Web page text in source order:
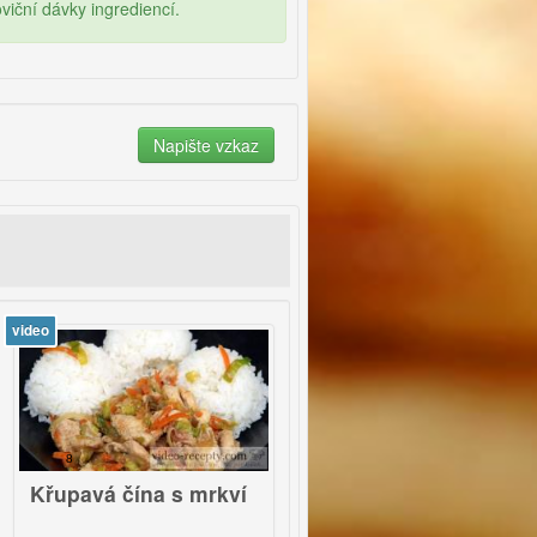
dávky ingrediencí.
čína s mrkví
video
2
Rychlý medový